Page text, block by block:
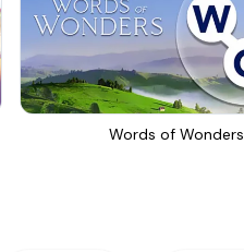
Words of Wonders